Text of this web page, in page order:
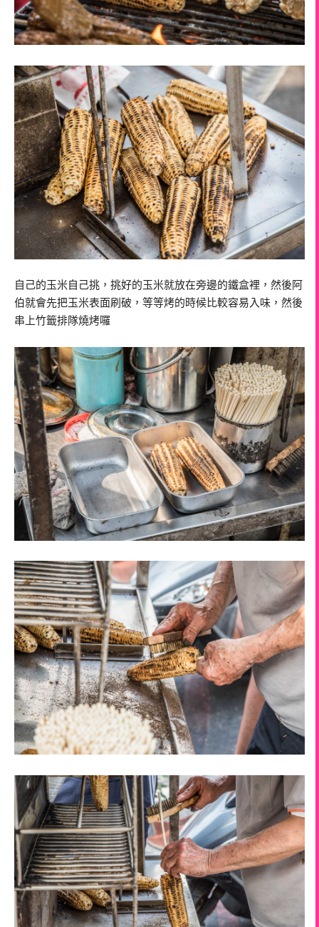
自己的玉米自己挑，挑好的玉米就放在旁邊的鐵盒裡，然後阿
伯就會先把玉米表面刷破，等等烤的時候比較容易入味，然後
串上竹籤排隊燒烤囉